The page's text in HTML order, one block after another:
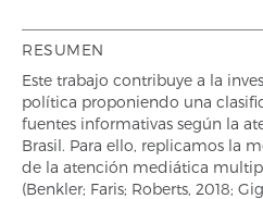
RESUMEN
Este trabajo contribuye a la
política proponiendo una
fuentes informativas según la
Brasil. Para ello, replicamos la
de la atención mediática
(Benkler; Faris; Roberts, 2018;